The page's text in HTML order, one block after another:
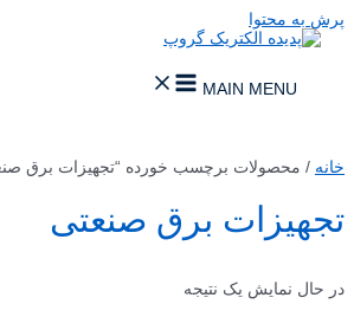
پرش به محتوا
MAIN MENU
خانه / محصولات برچسب خورده “تجهیزات برق
تجهیزات برق صنعتی
در حال نمایش یک نتیجه